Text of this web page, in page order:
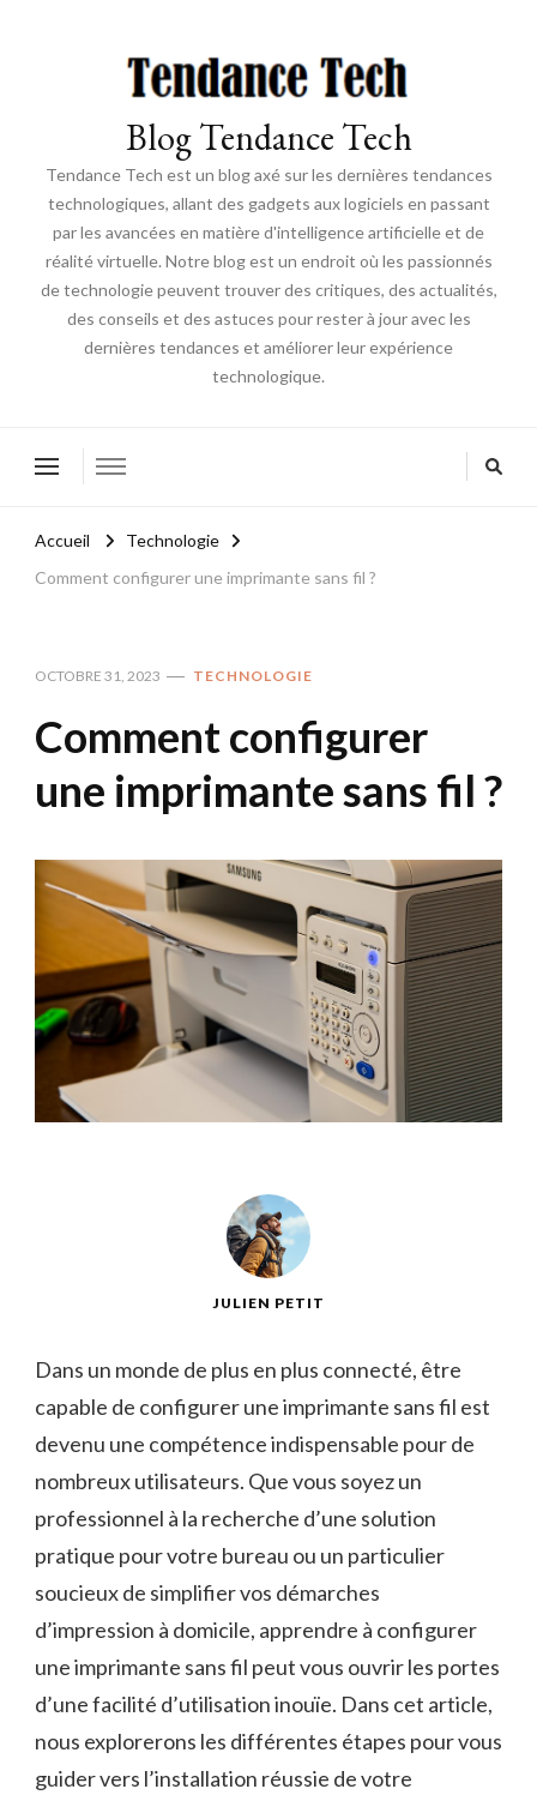
Blog Tendance Tech
Tendance Tech est un blog axé sur les dernières tendances
technologiques, allant des gadgets aux logiciels en passant
par les avancées en matière d'intelligence artificielle et de
réalité virtuelle. Notre blog est un endroit où les passionnés
de technologie peuvent trouver des critiques, des actualités,
des conseils et des astuces pour rester à jour avec les
dernières tendances et améliorer leur expérience
technologique.
Accueil
Technologie
Comment configurer une imprimante sans fil ?
OCTOBRE 31, 2023 TECHNOLOGIE
Comment configurer
une imprimante sans fil ?
JULIEN PETIT
Dans un monde de plus en plus connecté,⁣ être
capable‌ de configurer une⁢ imprimante sans fil est
devenu une compétence indispensable pour de⁢
nombreux⁣ utilisateurs. Que vous soyez un
professionnel à la recherche ⁤d’une solution
pratique pour votre bureau ou un⁢ particulier
soucieux ‍de simplifier vos démarches
d’impression à ⁢domicile, apprendre à configurer
une imprimante sans fil peut vous ouvrir les ​portes
d’une ​facilité d’utilisation ⁤inouïe. Dans ‍cet article,
nous ⁢explorerons les différentes étapes pour vous
guider vers l’installation réussie de votre ​